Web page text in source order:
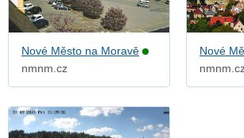
Nové Město na Moravě
nmnm.cz
Nové